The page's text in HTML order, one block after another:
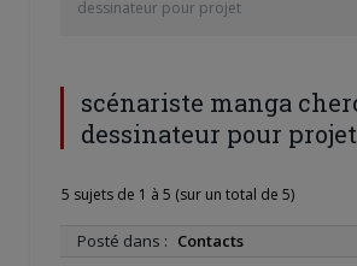
dessinateur pour projet
scénariste manga
dessinateur pour projet
5 sujets de 1 à 5 (sur un total de 5)
Posté dans : Contacts